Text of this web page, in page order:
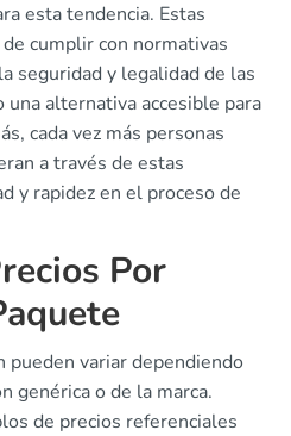
esta tendencia. Estas
cumplir con normativas
seguridad y legalidad de las
una alternativa accesible para
cada vez más personas
a través de estas
y rapidez en el proceso de
Por
pueden variar dependiendo
genérica o de la marca.
de precios referenciales